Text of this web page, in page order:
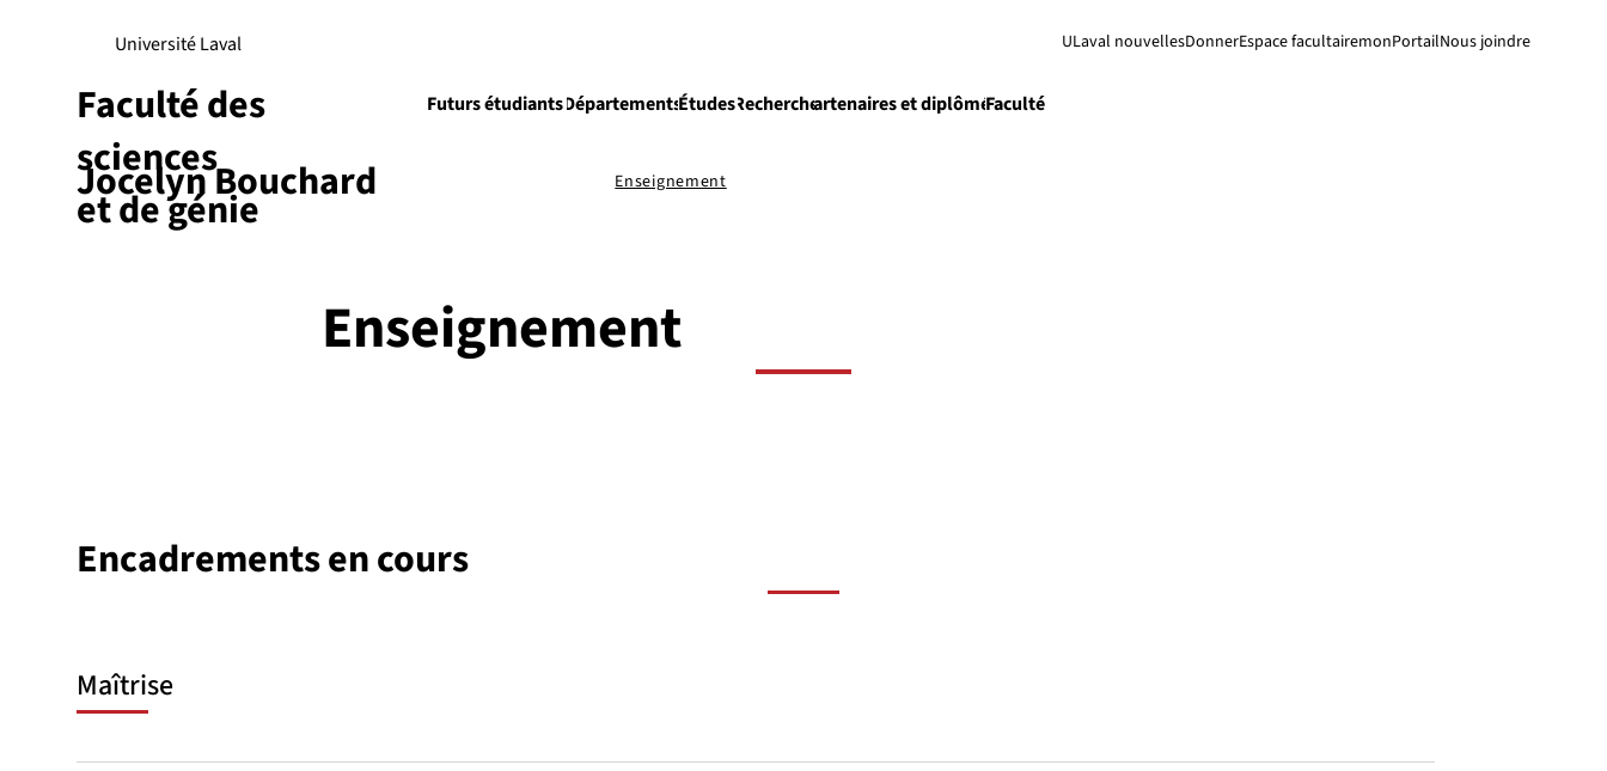
Enseignement
Jocelyn Bouchard
Université Laval ULaval nouvellesDonnerEspace facultairemonPortailNous joindre
Futurs étudiantsDépartementsÉtudesRecherchePartenaires et diplômésFaculté
Faculté des
sciences
et de génie
Enseignement
Encadrements en cours
Maîtrise